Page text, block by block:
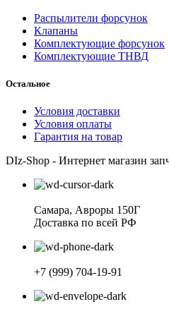
Распылители форсунок
Клапаны
Комплектующие форсунок
Комплектующие ТНВД
Остальное
Условия доставки
Условия оплаты
Гарантия на товар
DIz-Shop - Интернет магазин
Самара, Авроры 150Г
Доставка по всей РФ
+7 (999) 704-19-91